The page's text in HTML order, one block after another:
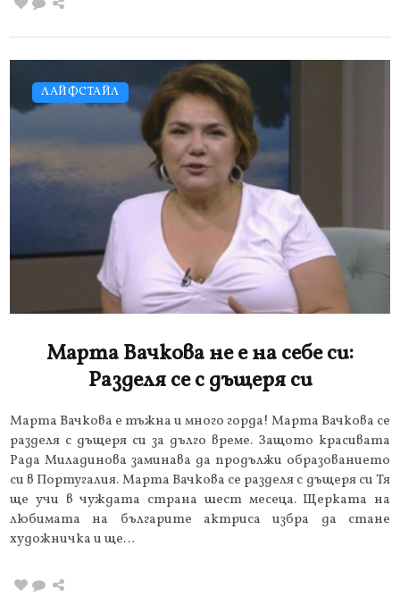
ЛАЙФСТАЙЛ
Марта Вачкова не е на себе си:
Разделя се с дъщеря си
Марта Вачкова е тъжна и много горда! Марта Вачкова се
разделя с дъщеря си за дълго време. Защото красивата
Рада Миладинова заминава да продължи образованието
си в Португалия. Марта Вачкова се разделя с дъщеря си Тя
ще учи в чуждата страна шест месеца. Щерката на
любимата на българите актриса избра да стане
художничка и ще…